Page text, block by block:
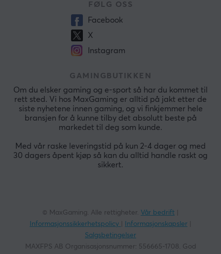
FØLG OSS
Facebook
X
Instagram
GAMINGBUTIKKEN
Om du elsker gaming og e-sport så har du kommet til
rett sted. Vi hos MaxGaming er alltid på jakt etter de
siste nyhetene innen gaming, og vi finkjemmer hele
bransjen for å kunne tilby det absolutt beste på
markedet til deg som kunde.
Med vår raske leveringstid på kun 2-4 dager og med
30 dagers åpent kjøp så kan du alltid handle raskt og
sikkert.
© MaxGaming. Alle rettigheter. Vår bedrift
Informasjonssikkerhetspolicy
Informasjonskapsler
Salgsbetingelser
MAXFPS AB Organisasjonsnummer: 556665-1708. God